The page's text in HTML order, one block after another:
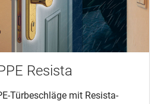
Resista
Türbeschläge mit Resista-